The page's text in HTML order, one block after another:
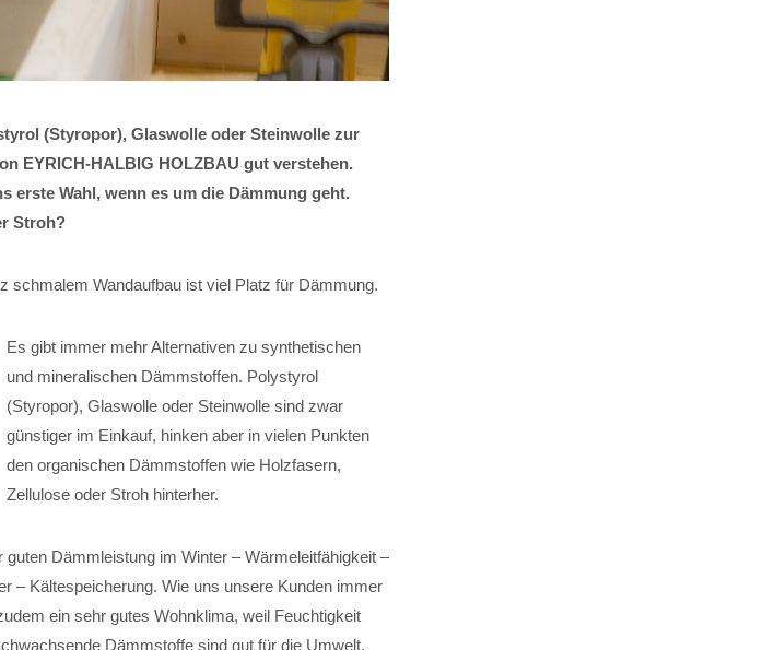
(Styropor), Glaswolle oder Steinwolle zur
EYRICH-HALBIG HOLZBAU gut verstehen.
erste Wahl, wenn es um die Dämmung geht.
Stroh?
schmalem Wandaufbau ist viel Platz für Dämmung.
Es gibt immer mehr Alternativen zu synthetischen
und mineralischen Dämmstoffen. Polystyrol
(Styropor), Glaswolle oder Steinwolle sind zwar
günstiger im Einkauf, hinken aber in vielen Punkten
den organischen Dämmstoffen wie Holzfasern,
Zellulose oder Stroh hinterher.
Dämmleistung im Winter – Wärmeleitfähigkeit –
– Kältespeicherung. Wie uns unsere Kunden immer
ein sehr gutes Wohnklima, weil Feuchtigkeit
Dämmstoffe sind gut für die Umwelt,